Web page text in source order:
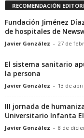
RECOMENDACIÓN
Fundación Jiménez
de hospitales de
Javier González - 27 de
El sistema sanitario
la persona
Javier González - 13 de
III jornada de
Universitario Infanta
Javier González - 8 de